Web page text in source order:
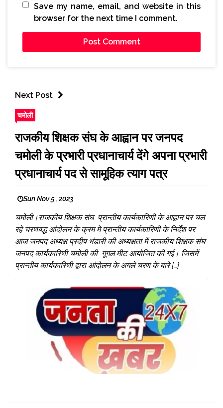
Save my name, email, and website in this
browser for the next time I comment.
Next Post
चमोली
राजकीय शिक्षक संघ के आह्वान पर जनपद
चमोली के प्रभारी प्रधानाचार्य देंगे अपना प्रभारी
प्रधानाचार्य पद से सामूहिक त्याग पत्र
Sun Nov 5 , 2023
चमोली।राजकीय शिक्षक संघ प्रान्तीय कार्यकारिणी के आह्वान पर चल
रहे चरणबद्ध आंदोलन के क्रम मे प्रान्तीय कार्यकारिणी के निर्देश पर
आज जनपद अध्यक्ष प्रदीप भंडारी की अध्यक्षता में राजकीय शिक्षक संघ
जनपद कार्यकारिणी चमोली की गूगल मीट आयोजित की गई। जिसमें
प्रान्तीय कार्यकारिणी द्वारा आंदोलन के अगले चरण के बारे […]